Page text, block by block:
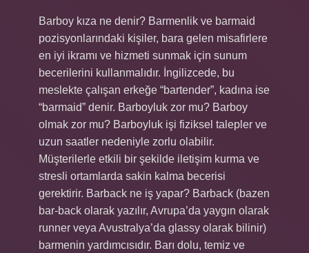
Barboy kıza ne denir? Barmenlik ve barmaid
pozisyonlarındaki kişiler, bara gelen misafirlere
en iyi ikramı ve hizmeti sunmak için sunum
becerilerini kullanmalıdır. İngilizcede, bu
meslekte çalışan erkeğe “bartender”, kadına ise
“barmaid” denir. Barboyluk zor mu? Barboy
olmak zor mu? Barboyluk işi fiziksel talepler ve
uzun saatler nedeniyle zorlu olabilir.
Müşterilerle etkili bir şekilde iletişim kurma ve
stresli ortamlarda sakin kalma becerisi
gerektirir. Barback ne iş yapar? Barback (bazen
bar-back olarak yazılır, Avrupa’da yaygın olarak
runner veya Avustralya’da glassy olarak bilinir)
barmenin yardımcısıdır. Barı dolu, temiz ve